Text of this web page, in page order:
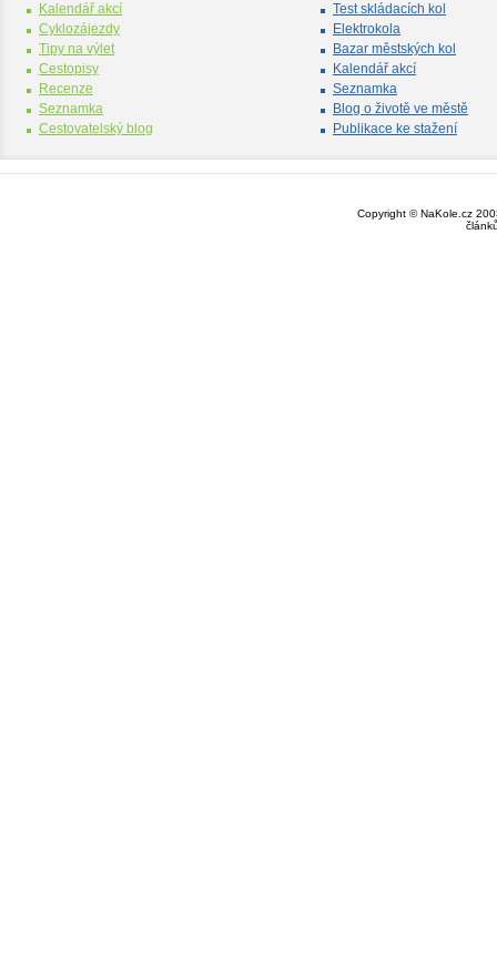
Kalendář akcí
Cyklozájezdy
Tipy na výlet
Cestopisy
Recenze
Seznamka
Cestovatelský blog
Test skládacích kol
Elektrokola
Bazar městských kol
Kalendář akcí
Seznamka
Blog o životě ve městě
Publikace ke stažení
Copyright © NaKole.cz